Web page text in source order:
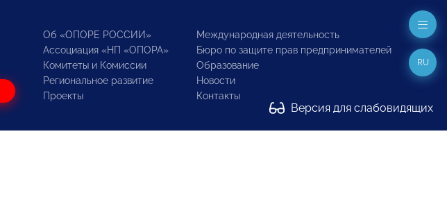
Об «ОПОРЕ РОССИИ»
Ассоциация «НП «ОПОРА»
Комитеты и Комиссии
Региональное развитие
Проекты
Международная деятельность
Бюро по защите прав предпринимателей
Образование
Новости
Контакты
Версия для слабовидящих
RU